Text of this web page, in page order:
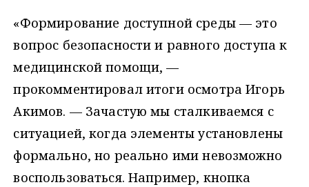
«Формирование доступной среды — это
вопрос безопасности и равного доступа к
медицинской помощи, —
прокомментировал итоги осмотра Игорь
Акимов. — Зачастую мы сталкиваемся с
ситуацией, когда элементы установлены
формально, но реально ими невозможно
воспользоваться. Например, кнопка